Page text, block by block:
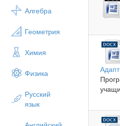
Алгебра
Геометрия
Химия
Физика
Русский
язык